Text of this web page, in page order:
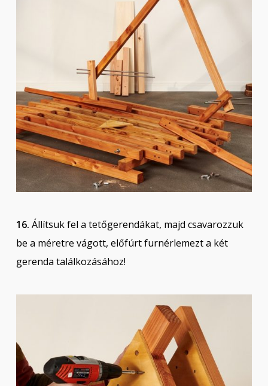
16. Állítsuk fel a tetőgerendákat, majd csavarozzuk
be a méretre vágott, előfúrt furnérlemezt a két
gerenda találkozásához!